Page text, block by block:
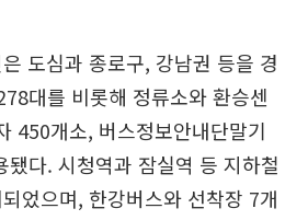
도심과 종로구, 강남권 등을 경
대를 비롯해 정류소와 환승센
450개소, 버스정보안내단말기
다. 시청역과 잠실역 등 지하철
었으며, 한강버스와 선착장 7개